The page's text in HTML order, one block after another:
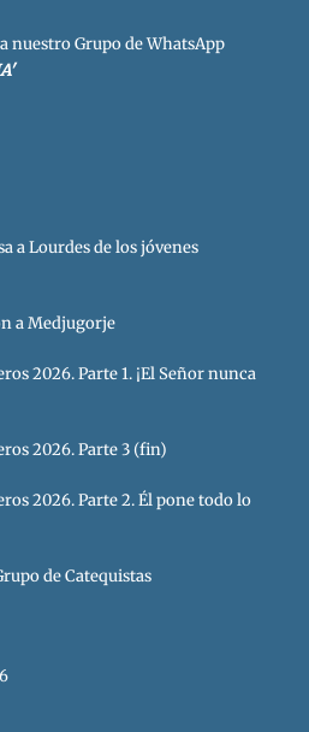
nuestro Grupo de WhatsApp
a Lourdes de los jóvenes
a Medjugorje
2026. Parte 1. ¡El Señor nunca
2026. Parte 3 (fin)
2026. Parte 2. Él pone todo lo
de Catequistas